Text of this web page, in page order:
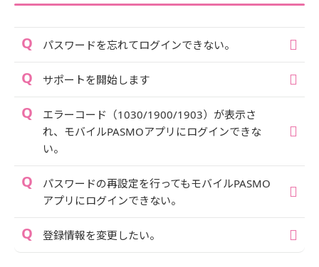
パスワードを忘れてログインできない。
サポートを開始します
エラーコード（1030/1900/1903）が表示さ
れ、モバイルPASMOアプリにログインできな
い。
パスワードの再設定を行ってもモバイルPASMO
アプリにログインできない。
登録情報を変更したい。